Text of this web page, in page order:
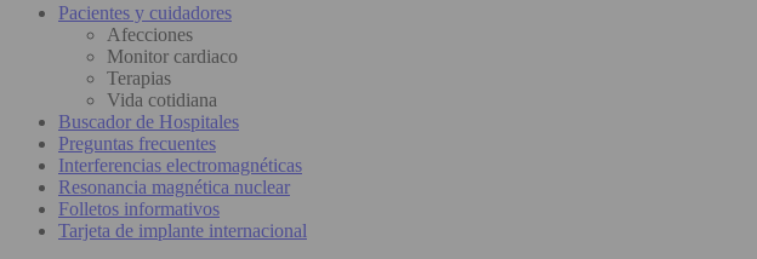
Pacientes y cuidadores
Afecciones
Monitor cardiaco
Terapias
Vida cotidiana
Buscador de Hospitales
Preguntas frecuentes
Interferencias electromagnéticas
Resonancia magnética nuclear
Folletos informativos
Tarjeta de implante internacional